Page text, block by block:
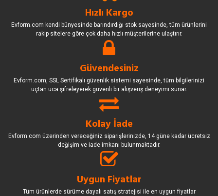
Hızlı Kargo
Evform.com kendi bünyesinde barındırdığı stok sayesinde, tüm ürünlerini
rakip sitelere göre çok daha hızlı müşterilerine ulaştırır.
Güvendesiniz
Evform.com, SSL Sertifikalı güvenlik sistemi sayesinde, tüm bilgilerinizi
uçtan uca şifreleyerek güvenli bir alışveriş deneyimi sunar.
Kolay İade
Evform.com üzerinden vereceğiniz siparişlerinizde, 14 güne kadar ücretsiz
değişim ve iade imkanı bulunmaktadır.
Uygun Fiyatlar
Tüm ürünlerde sürüme dayalı satış stratejisi ile en uygun fiyatlar